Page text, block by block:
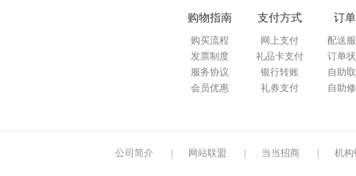
购物指南
购买流程
发票制度
服务协议
会员优惠
支付方式
网上支付
礼品卡支付
银行转账
礼券支付
订
配送
订单
自助
自助
公司简介 网站联盟 当当招商 机构